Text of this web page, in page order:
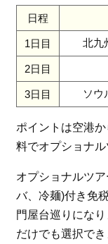
日程
1日目 北九
2日目
3日目 ソウ
ポイントは空港
料でオプショナル
オプショナルツ
バ、冷麺)付き免
門屋台巡りにな
だけでも選択でき